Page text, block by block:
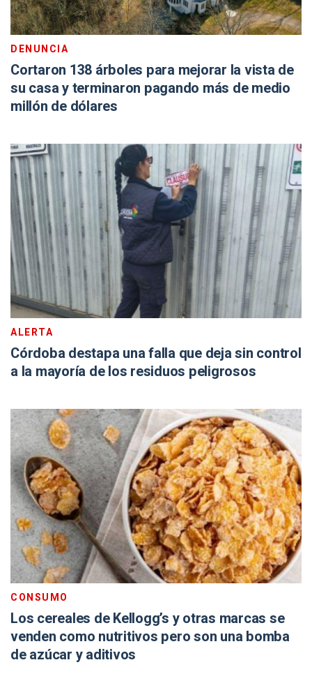
DENUNCIA
Cortaron 138 árboles para mejorar la vista de
su casa y terminaron pagando más de medio
millón de dólares
ALERTA
Córdoba destapa una falla que deja sin control
a la mayoría de los residuos peligrosos
CONSUMO
Los cereales de Kellogg’s y otras marcas se
venden como nutritivos pero son una bomba
de azúcar y aditivos